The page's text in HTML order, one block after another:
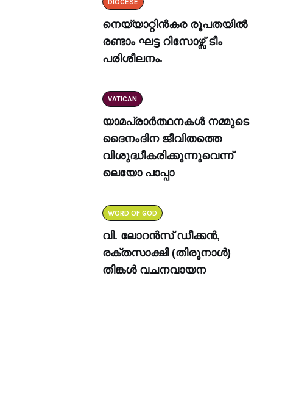
DIOCESE
നെയ്യാറ്റിൻകര രൂപതയിൽ
രണ്ടാം ഘട്ട റിസോഴ്സ് ടീം
പരിശീലനം.
VATICAN
യാമപ്രാർത്ഥനകൾ നമ്മുടെ
ദൈനംദിന ജീവിതത്തെ
വിശുദ്ധീകരിക്കുന്നുവെന്ന്
ലെയോ പാപ്പാ
WORD OF GOD
വി. ലോറൻസ് ഡീക്കൻ,
രക്തസാക്ഷി (തിരുനാൾ)
തിങ്കൾ വചനവായന